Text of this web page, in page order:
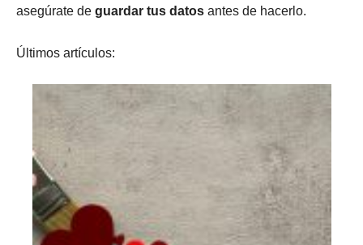
asegúrate de guardar tus datos antes de hacerlo.
Últimos artículos: